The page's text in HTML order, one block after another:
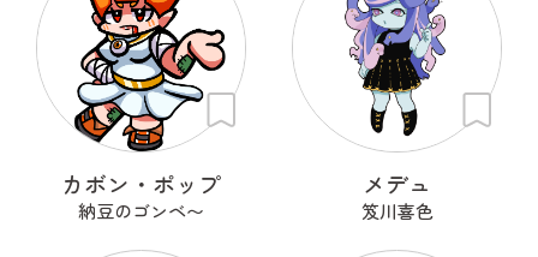
カボン・ポップ
納豆のゴンベ〜
メデュ
笈川喜色